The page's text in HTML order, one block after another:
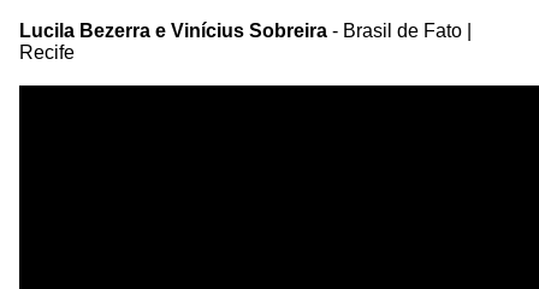
Lucila Bezerra e Vinícius Sobreira - Brasil de Fato |
Recife